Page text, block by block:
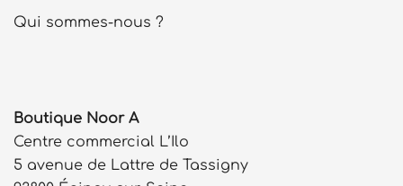
Qui sommes-nous ?
Boutique Noor A
Centre commercial L’Ilo
5 avenue de Lattre de Tassigny